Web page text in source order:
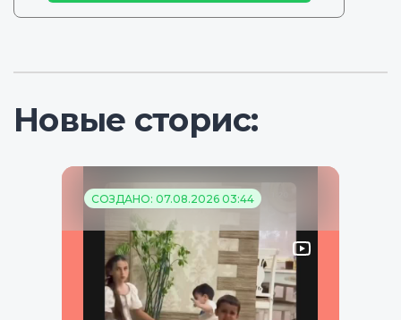
Новые сторис:
СОЗДАНО: 07.08.2026 03:44